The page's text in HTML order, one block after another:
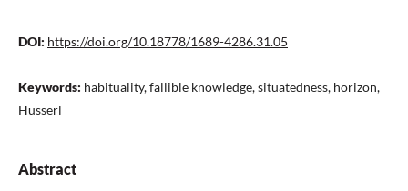
DOI: https://doi.org/10.18778/1689-4286.31.05
Keywords: habituality, fallible knowledge, situatedness, horizon,
Husserl
Abstract